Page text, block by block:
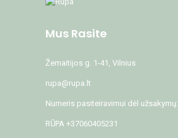
Mus Rasite
Žemaitijos g. 1-41, Vilnius
rupa@rupa.lt
Numeris pasiteiravimui dėl užsakymų:
RŪPA +37060405231